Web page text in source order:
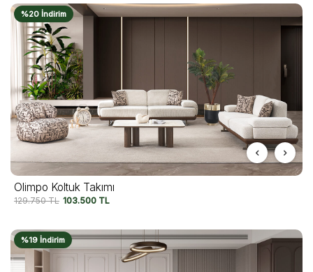
%20 İndirim
Olimpo Koltuk Takımı
129.750TL 103.500 TL
%19 İndirim